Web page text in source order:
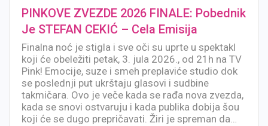
PINKOVE ZVEZDE 2026 FINALE: Pobednik
Je STEFAN CEKIĆ – Cela Emisija
Finalna noć je stigla i sve oči su uprte u spektakl
koji će obeležiti petak, 3. jula 2026., od 21h na TV
Pink! Emocije, suze i smeh preplaviće studio dok
se poslednji put ukrštaju glasovi i sudbine
takmičara. Ovo je veče kada se rađa nova zvezda,
kada se snovi ostvaruju i kada publika dobija šou
koji će se dugo prepričavati. Žiri je spreman da…